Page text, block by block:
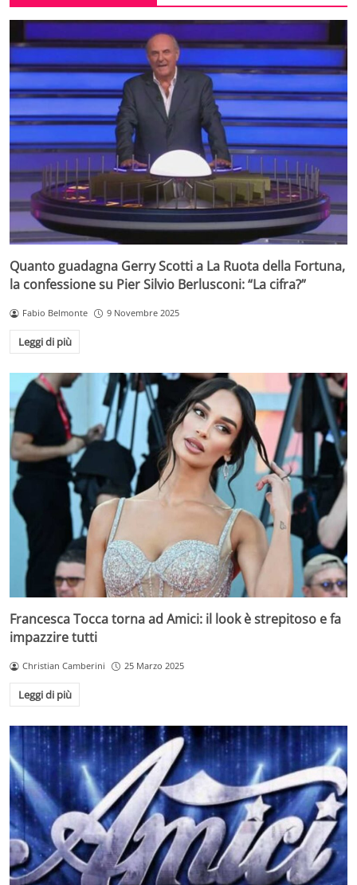
Quanto guadagna Gerry Scotti a La Ruota della Fortuna,
la confessione su Pier Silvio Berlusconi: “La cifra?”
Fabio Belmonte 9 Novembre 2025
Leggi di più
Francesca Tocca torna ad Amici: il look è strepitoso e fa
impazzire tutti
Christian Camberini 25 Marzo 2025
Leggi di più